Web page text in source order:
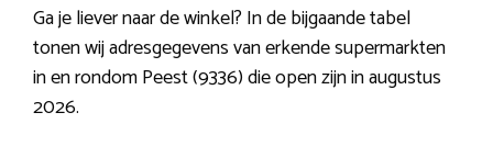
Ga je liever naar de winkel? In de bijgaande tabel
tonen wij adresgegevens van erkende supermarkten
in en rondom Peest (9336) die open zijn in augustus
2026.